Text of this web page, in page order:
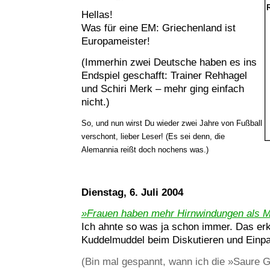
Hellas!
Was für eine EM: Griechenland ist
Europameister!
(Immerhin zwei Deutsche haben es ins
Endspiel geschafft: Trainer Rehhagel
und Schiri Merk – mehr ging einfach
nicht.)
So, und nun wirst Du wieder zwei Jahre von Fußball
verschont, lieber Leser! (Es sei denn, die
Alemannia reißt doch nochens was.)
Dienstag, 6. Juli 2004
»Frauen haben mehr Hirnwindungen als
Ich ahnte so was ja schon immer. Das
Kuddelmuddel beim Diskutieren und
(Bin mal gespannt, wann ich die »Saure